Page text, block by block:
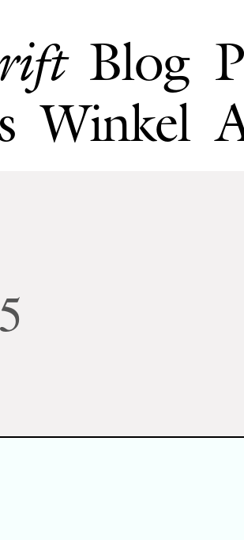
Blog
Winkel